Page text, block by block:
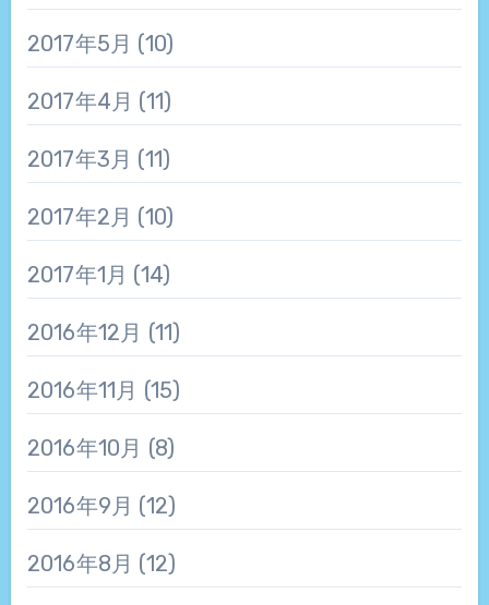
2017年5月 (10)
2017年4月 (11)
2017年3月 (11)
2017年2月 (10)
2017年1月 (14)
2016年12月 (11)
2016年11月 (15)
2016年10月 (8)
2016年9月 (12)
2016年8月 (12)